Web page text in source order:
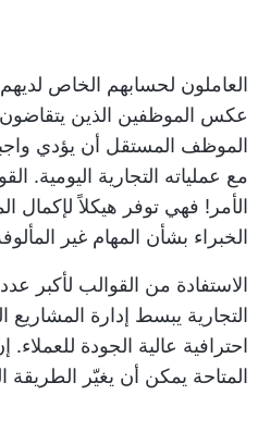
العاملون لحسابهم الخاص
عكس الموظفين الذين
الموظف المستقل أن يؤدي
مع عملياته التجارية اليومية.
الأمر! فهي توفر هيكلاً لإكمال
الخبراء بشأن المهام غير
الاستفادة من القوالب لأكبر
التجارية يبسط إدارة المشاريع
احترافية عالية الجودة
المتاحة يمكن أن يغيّر الطريقة